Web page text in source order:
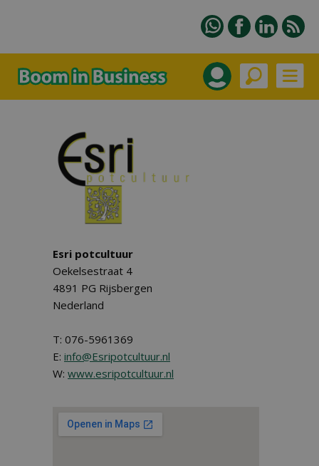
Esri potcultuur
Oekelsestraat 4
4891 PG Rijsbergen
Nederland
T: 076-5961369
E: info@Esripotcultuur.nl
W: www.esripotcultuur.nl